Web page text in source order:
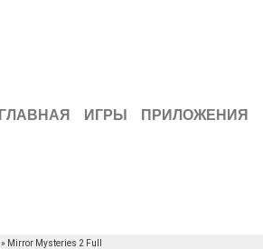
ГЛАВНАЯ ИГРЫ ПРИЛОЖЕНИЯ
» Mirror Mysteries 2 Full